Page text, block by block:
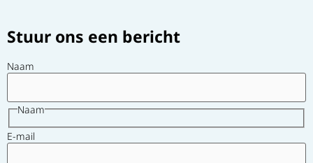
Stuur ons een bericht
Naam
Naam
E-mail